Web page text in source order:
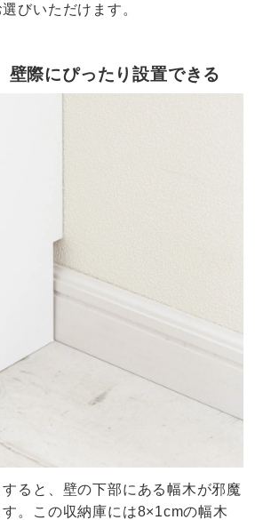
びいただけます。
壁際にぴったり設置できる
ると、壁の下部にある幅木が邪魔
。この収納庫には8×1cmの幅木